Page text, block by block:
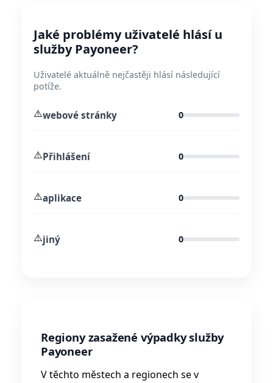
Jaké problémy uživatelé hlásí u
služby Payoneer?
Uživatelé aktuálně nejčastěji hlásí následující
potíže.
⚠️webové stránky 0
⚠️Přihlášení 0
⚠️aplikace 0
⚠️jiný 0
Regiony zasažené výpadky služby
Payoneer
V těchto městech a regionech se v